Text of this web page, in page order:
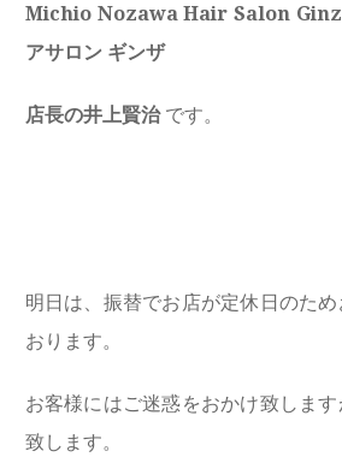
Michio Nozawa Hair Salon
アサロン ギンザ
店長の井上賢治 です。
明日は、振替でお店が定休日のた
おります。
お客様にはご迷惑をおかけ致しま
致します。